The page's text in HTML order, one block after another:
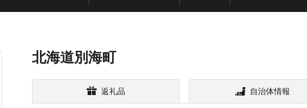
スイーツ
\50,001～100,000 \100,001～200,000
山梨県
市川三郷町 笛吹市
富士河口湖町
北海道別海町
返礼品 自治体情報